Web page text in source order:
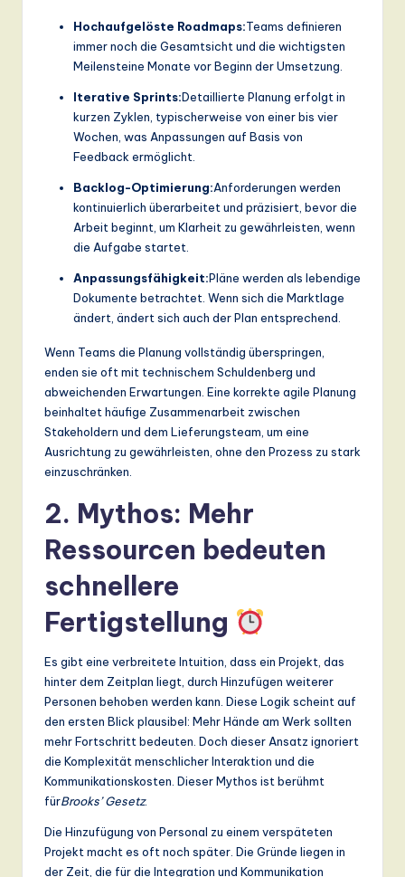
Hochaufgelöste Roadmaps:Teams definieren
immer noch die Gesamtsicht und die wichtigsten
Meilensteine Monate vor Beginn der Umsetzung.
Iterative Sprints:Detaillierte Planung erfolgt in
kurzen Zyklen, typischerweise von einer bis vier
Wochen, was Anpassungen auf Basis von
Feedback ermöglicht.
Backlog-Optimierung:Anforderungen werden
kontinuierlich überarbeitet und präzisiert, bevor die
Arbeit beginnt, um Klarheit zu gewährleisten, wenn
die Aufgabe startet.
Anpassungsfähigkeit:Pläne werden als lebendige
Dokumente betrachtet. Wenn sich die Marktlage
ändert, ändert sich auch der Plan entsprechend.
Wenn Teams die Planung vollständig überspringen,
enden sie oft mit technischem Schuldenberg und
abweichenden Erwartungen. Eine korrekte agile Planung
beinhaltet häufige Zusammenarbeit zwischen
Stakeholdern und dem Lieferungsteam, um eine
Ausrichtung zu gewährleisten, ohne den Prozess zu stark
einzuschränken.
2. Mythos: Mehr
Ressourcen bedeuten
schnellere
Fertigstellung
Es gibt eine verbreitete Intuition, dass ein Projekt, das
hinter dem Zeitplan liegt, durch Hinzufügen weiterer
Personen behoben werden kann. Diese Logik scheint auf
den ersten Blick plausibel: Mehr Hände am Werk sollten
mehr Fortschritt bedeuten. Doch dieser Ansatz ignoriert
die Komplexität menschlicher Interaktion und die
Kommunikationskosten. Dieser Mythos ist berühmt
fürBrooks’ Gesetz.
Die Hinzufügung von Personal zu einem verspäteten
Projekt macht es oft noch später. Die Gründe liegen in
der Zeit, die für die Integration und Kommunikation